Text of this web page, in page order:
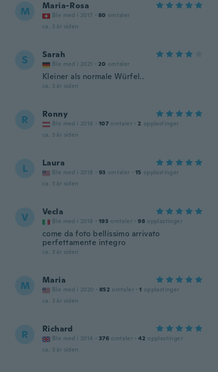
M Maria-Rosa
Ble med i 2017 · 80 omtaler
ca. 3 år siden
S Sarah
Ble med i 2021 · 20 omtaler
Kleiner als normale Würfel..
ca. 3 år siden
R Ronny
Ble med i 2016 · 107 omtaler · 2 opplastinger
ca. 3 år siden
L Laura
Ble med i 2018 · 93 omtaler · 15 opplastinger
ca. 3 år siden
V Vecla
Ble med i 2018 · 193 omtaler · 98 opplastinger
come da foto bellissimo arrivato
perfettamente integro
ca. 3 år siden
M Maria
Ble med i 2020 · 852 omtaler · 1 opplastinger
ca. 3 år siden
R Richard
Ble med i 2014 · 376 omtaler · 42 opplastinger
ca. 3 år siden